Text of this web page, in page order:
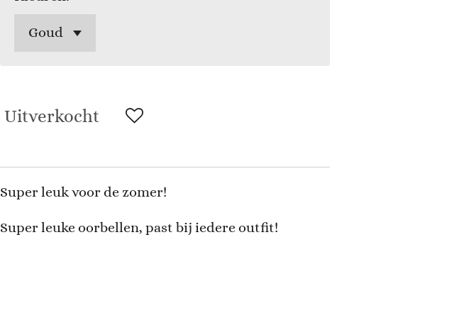
Uitverkocht
Super leuk voor de zomer!
Super leuke oorbellen, past bij iedere outfit!